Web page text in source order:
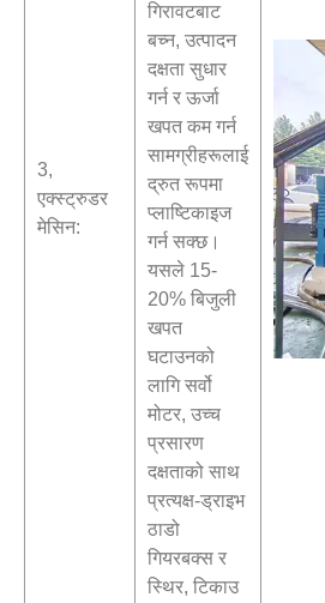
3,
एक्स्ट्रुडर
मेसिन:
गिरावटबाट
बच्न, उत्पादन
दक्षता सुधार
गर्न र ऊर्जा
खपत कम गर्न
सामग्रीहरूलाई
द्रुत रूपमा
प्लाष्टिकाइज
गर्न सक्छ।
यसले 15-
20% बिजुली
खपत
घटाउनको
लागि सर्वो
मोटर, उच्च
प्रसारण
दक्षताको साथ
प्रत्यक्ष-ड्राइभ
ठाडो
गियरबक्स र
स्थिर, टिकाउ